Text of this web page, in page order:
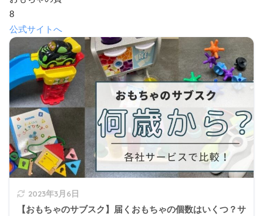
8
公式サイトへ
2023年3月6日
【おもちゃのサブスク】届くおもちゃの個数はいくつ？サ